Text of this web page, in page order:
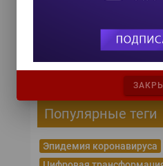
24 сентября 2026
HR TECH + ИИ
Популярные теги
Эпидемия коронавируса